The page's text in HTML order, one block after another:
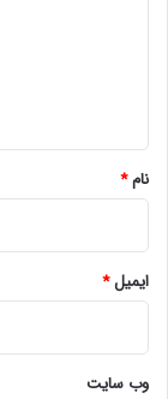
نام*
ایمیل*
وب‌ سایت